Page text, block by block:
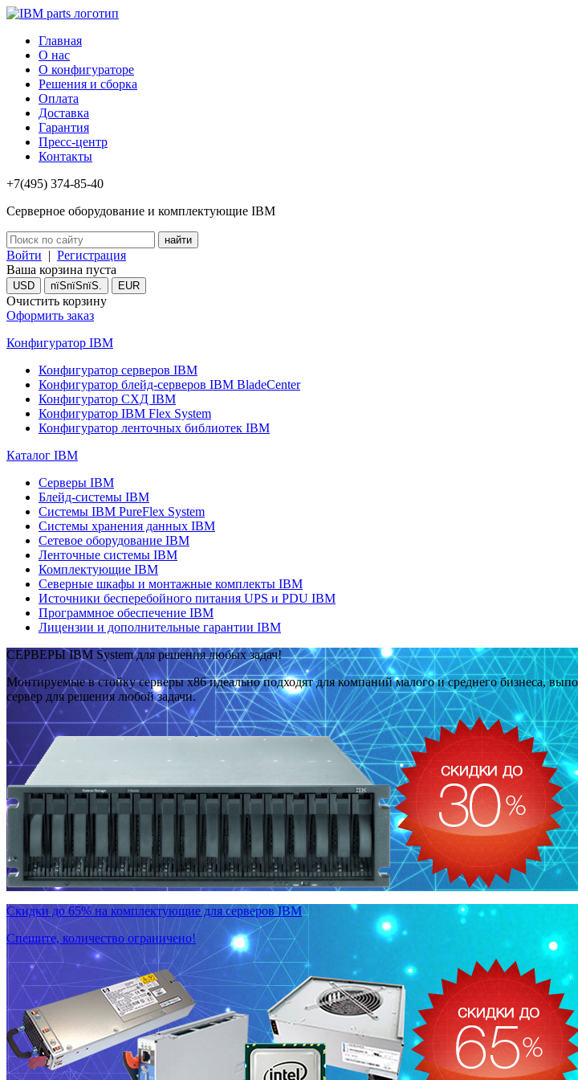
Главная
О нас
О конфигураторе
Решения и сборка
Оплата
Доставка
Гарантия
Пресс-центр
Контакты
+7(495) 374-85-40
Серверное оборудование и комплектующие IBM
Войти | Регистрация
Ваша корзина пуста
USD пїЅпїЅпїЅ. EUR
Очистить корзину
Оформить заказ
Конфигуратор IBM
Конфигуратор серверов IBM
Конфигуратор блейд-серверов IBM BladeCenter
Конфигуратор СХД IBM
Конфигуратор IBM Flex System
Конфигуратор ленточных библиотек IBM
Каталог IBM
Серверы IBM
Блейд-системы IBM
Системы IBM PureFlex System
Системы хранения данных IBM
Сетевое оборудование IBM
Ленточные системы IBM
Комплектующие IBM
Северные шкафы и монтажные комплекты IBM
Источники бесперебойного питания UPS и PDU IBM
Программное обеспечение IBM
Лицензии и дополнительные гарантии IBM
СЕРВЕРЫ IBM System для решения любых задач!
Монтируемые в стойку серверы x86 идеально подходят для компаний малого и среднего бизнеса,
сервер для решения любой задачи.
Скидки до 65% на комплектующие для серверов IBM
Спешите, количество ограничено!